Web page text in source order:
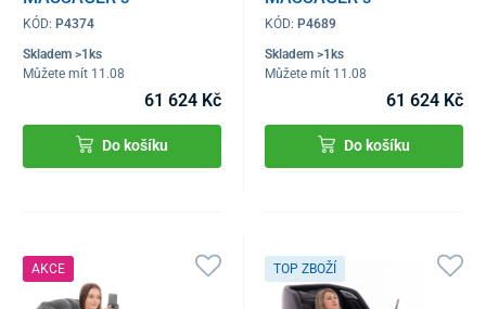
ionizátorem vzduchu,
KÓD: P4374
Skladem >1ks
Můžete mít 11.08
61 624 Kč
Do košíku
ionizátorem vzduchu,
KÓD:P4689
Skladem >1ks
Můžete mít 11.08
61 624 Kč
Do košíku
AKCE TOP ZBOŽÍ